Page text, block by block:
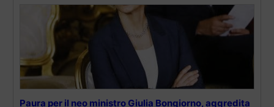
Paura per il neo ministro Giulia Bongiorno, aggredita